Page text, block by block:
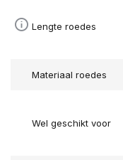
Lengte roedes
Materiaal roedes
Wel geschikt voor